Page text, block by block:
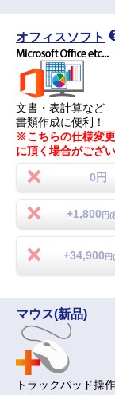
オフィスソフト
文書・表計算など
書類作成に便利！
※こちらの仕様変
に頂く場合がござい
0円
+1,800 円(
+34,900 円
マウス(新品)
トラックパッド操